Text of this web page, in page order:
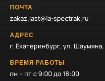
ПОЧТА
zakaz.last@la-spectrak.ru
АДРЕС
г. Екатеринбург, ул.
ВРЕМЯ РАБОТЫ
пн – пт с 9:00 до 18:00